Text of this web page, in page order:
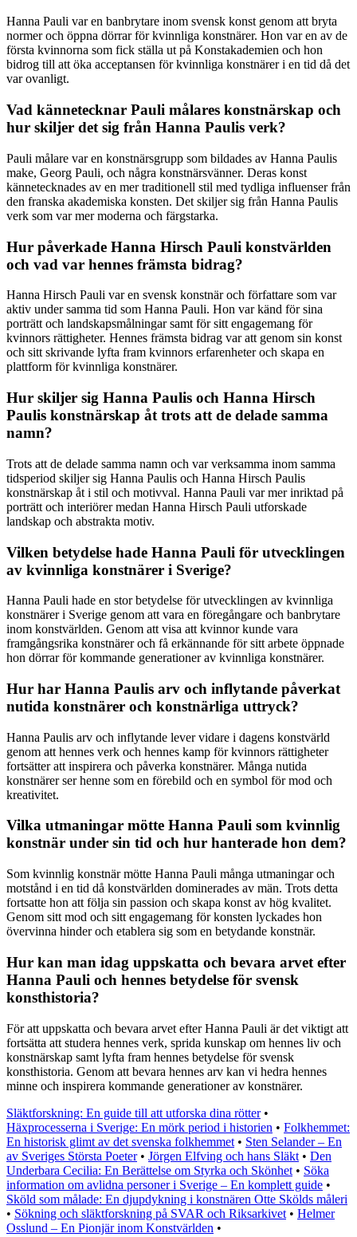
Hanna Pauli var en banbrytare inom svensk konst genom att bryta
normer och öppna dörrar för kvinnliga konstnärer. Hon var en av de
första kvinnorna som fick ställa ut på Konstakademien och hon
bidrog till att öka acceptansen för kvinnliga konstnärer i en tid då det
var ovanligt.
Vad kännetecknar Pauli målares konstnärskap och
hur skiljer det sig från Hanna Paulis verk?
Pauli målare var en konstnärsgrupp som bildades av Hanna Paulis
make, Georg Pauli, och några konstnärsvänner. Deras konst
kännetecknades av en mer traditionell stil med tydliga influenser från
den franska akademiska konsten. Det skiljer sig från Hanna Paulis
verk som var mer moderna och färgstarka.
Hur påverkade Hanna Hirsch Pauli konstvärlden
och vad var hennes främsta bidrag?
Hanna Hirsch Pauli var en svensk konstnär och författare som var
aktiv under samma tid som Hanna Pauli. Hon var känd för sina
porträtt och landskapsmålningar samt för sitt engagemang för
kvinnors rättigheter. Hennes främsta bidrag var att genom sin konst
och sitt skrivande lyfta fram kvinnors erfarenheter och skapa en
plattform för kvinnliga konstnärer.
Hur skiljer sig Hanna Paulis och Hanna Hirsch
Paulis konstnärskap åt trots att de delade samma
namn?
Trots att de delade samma namn och var verksamma inom samma
tidsperiod skiljer sig Hanna Paulis och Hanna Hirsch Paulis
konstnärskap åt i stil och motivval. Hanna Pauli var mer inriktad på
porträtt och interiörer medan Hanna Hirsch Pauli utforskade
landskap och abstrakta motiv.
Vilken betydelse hade Hanna Pauli för utvecklingen
av kvinnliga konstnärer i Sverige?
Hanna Pauli hade en stor betydelse för utvecklingen av kvinnliga
konstnärer i Sverige genom att vara en föregångare och banbrytare
inom konstvärlden. Genom att visa att kvinnor kunde vara
framgångsrika konstnärer och få erkännande för sitt arbete öppnade
hon dörrar för kommande generationer av kvinnliga konstnärer.
Hur har Hanna Paulis arv och inflytande påverkat
nutida konstnärer och konstnärliga uttryck?
Hanna Paulis arv och inflytande lever vidare i dagens konstvärld
genom att hennes verk och hennes kamp för kvinnors rättigheter
fortsätter att inspirera och påverka konstnärer. Många nutida
konstnärer ser henne som en förebild och en symbol för mod och
kreativitet.
Vilka utmaningar mötte Hanna Pauli som kvinnlig
konstnär under sin tid och hur hanterade hon dem?
Som kvinnlig konstnär mötte Hanna Pauli många utmaningar och
motstånd i en tid då konstvärlden dominerades av män. Trots detta
fortsatte hon att följa sin passion och skapa konst av hög kvalitet.
Genom sitt mod och sitt engagemang för konsten lyckades hon
övervinna hinder och etablera sig som en betydande konstnär.
Hur kan man idag uppskatta och bevara arvet efter
Hanna Pauli och hennes betydelse för svensk
konsthistoria?
För att uppskatta och bevara arvet efter Hanna Pauli är det viktigt att
fortsätta att studera hennes verk, sprida kunskap om hennes liv och
konstnärskap samt lyfta fram hennes betydelse för svensk
konsthistoria. Genom att bevara hennes arv kan vi hedra hennes
minne och inspirera kommande generationer av konstnärer.
Släktforskning: En guide till att utforska dina rötter•
Häxprocesserna i Sverige: En mörk period i historien • Folkhemmet:
En historisk glimt av det svenska folkhemmet • Sten Selander – En
av Sveriges Största Poeter• Jörgen Elfving och hans Släkt • Den
Underbara Cecilia: En Berättelse om Styrka och Skönhet • Söka
information om avlidna personer i Sverige – En komplett guide •
Sköld som målade: En djupdykning i konstnären Otte Skölds måleri
• Sökning och släktforskning på SVAR och Riksarkivet • Helmer
Osslund – En Pionjär inom Konstvärlden •